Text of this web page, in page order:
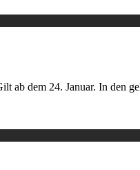
dem 24. Januar. In den